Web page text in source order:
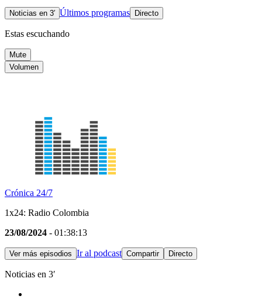
Noticias en 3′ Últimos programas Directo
Estas escuchando
Mute
Volumen
Crónica 24/7
1x24: Radio Colombia
23/08/2024 - 01:38:13
Ver más episodios Ir al podcast Compartir Directo
Noticias en 3′